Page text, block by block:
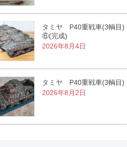
タミヤ P40重戦車(3輌目
⑥(完成)
2026年8月4日
タミヤ P40重戦車(3輌
2026年8月2日